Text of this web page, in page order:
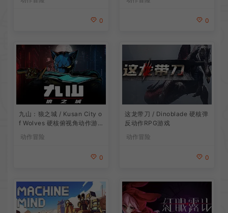
0 0
九山：狼之城 / Kusan City o
f Wolves 硬核俯视角动作游
动作冒险
0
这龙带刀 / Dinoblade 硬核弹
反动作RPG游戏
动作冒险
0